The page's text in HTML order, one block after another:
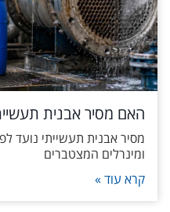
האם מסיר אבנית
מסיר אבנית תעשייתי נועד
ומינרלים המצטברים
קרא עוד »